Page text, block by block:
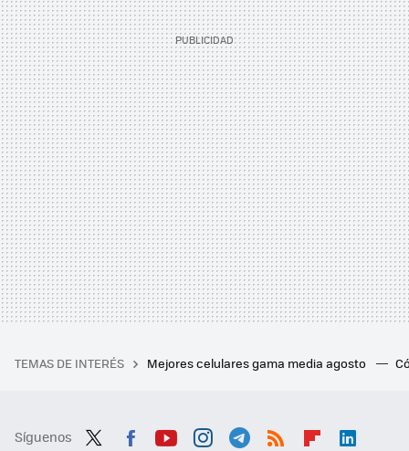
TEMAS DE INTERÉS Mejores celulares gama media agosto
Síguenos